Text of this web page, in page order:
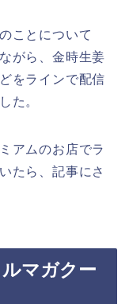
ことについて
がら、金時生姜
をラインで配信
た。
アムのお店でラ
たら、記事にさ
マガクー